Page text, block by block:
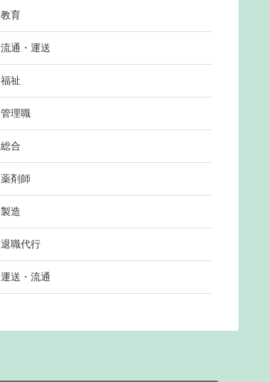
教育
流通・運送
福祉
管理職
総合
薬剤師
製造
退職代行
運送・流通